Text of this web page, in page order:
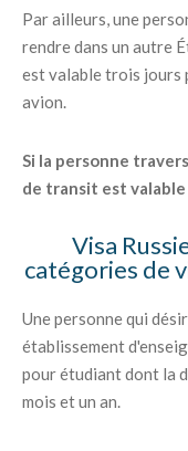
Par ailleurs, une
rendre dans un autre
est valable trois jours
avion.
Si la personne
de transit est valable
Visa
catégories de
Une personne qui
établissement
pour étudiant dont la
mois et un an.